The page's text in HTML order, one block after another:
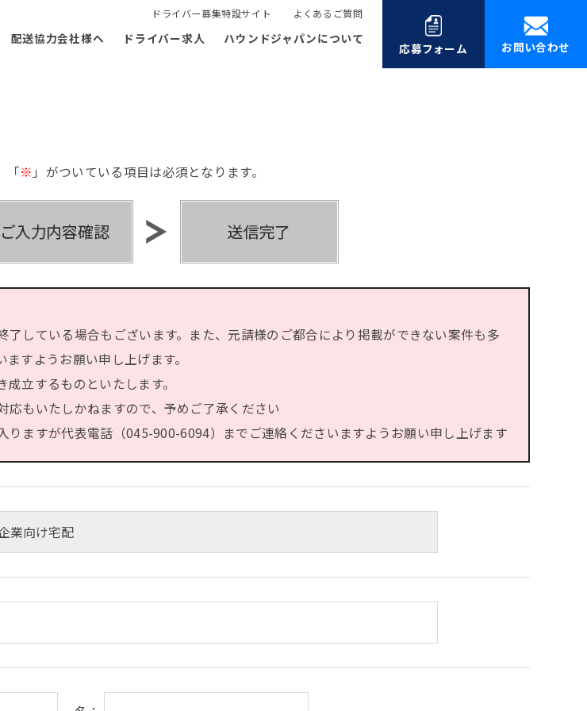
ドライバー募集特設サイト よくあるご質問
配送協力会社様へ ドライバー求人 ハウンドジャパンについて
応募フォーム お問い合わせ
「※ 」がついている項目は必須となります。
している場合もございます。また、元請様のご都合により掲載ができない案件も多
すようお願い申し上げます。
立するものといたします。
応もいたしかねますので、予めご了承ください
りますが代表電話（045-900-6094）までご連絡くださいますようお願い申し上げます